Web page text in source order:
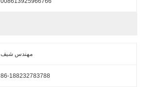
مهندس شيف
86-188232783788